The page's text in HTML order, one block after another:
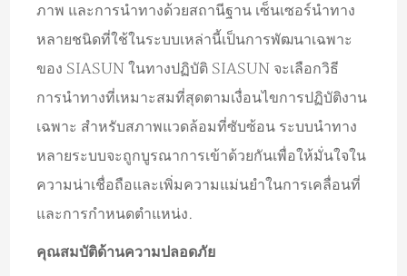
ภาพ และการนำทางด้วยสถานีฐาน เซ็นเซอร์นำทาง
หลายชนิดที่ใช้ในระบบเหล่านี้เป็นการพัฒนาเฉพาะ
ของ SIASUN ในทางปฏิบัติ SIASUN จะเลือกวิธี
การนำทางที่เหมาะสมที่สุดตามเงื่อนไขการปฏิบัติงาน
เฉพาะ สำหรับสภาพแวดล้อมที่ซับซ้อน ระบบนำทาง
หลายระบบจะถูกบูรณาการเข้าด้วยกันเพื่อให้มั่นใจใน
ความน่าเชื่อถือและเพิ่มความแม่นยำในการเคลื่อนที่
และการกำหนดตำแหน่ง.
คุณสมบัติด้านความปลอดภัย